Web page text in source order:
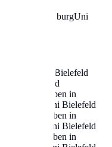
SparrenburgUni
Leben in Bielefeld
Uni Bielefeld
Leben in
Uni Bielefeld
Leben in
Uni Bielefeld
Leben in